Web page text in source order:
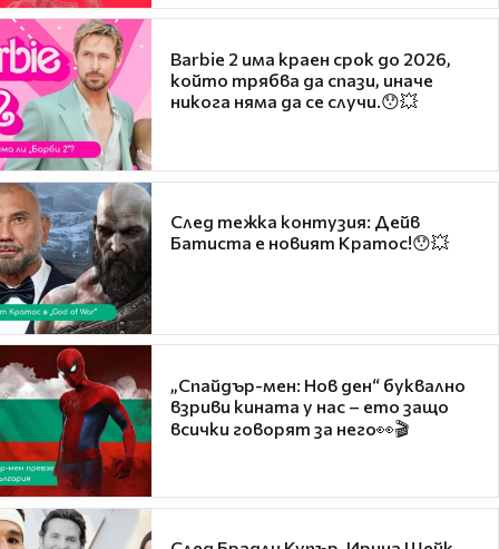
Barbie 2 има краен срок до 2026,
който трябва да спази, иначе
никога няма да се случи.😯💥
След тежка контузия: Дейв
Батиста е новият Кратос!😯💥
„Спайдър-мен: Нов ден“ буквално
взриви кината у нас – ето защо
всички говорят за него👀🎬